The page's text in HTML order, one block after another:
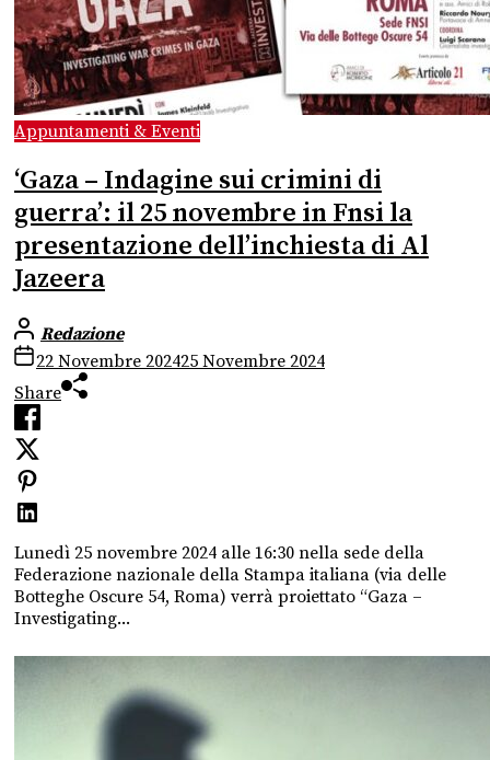
Appuntamenti & Eventi
‘Gaza – Indagine sui crimini di
guerra’: il 25 novembre in Fnsi la
presentazione dell’inchiesta di Al
Jazeera
Redazione
22 Novembre 202425 Novembre 2024
Share
Lunedì 25 novembre 2024 alle 16:30 nella sede della
Federazione nazionale della Stampa italiana (via delle
Botteghe Oscure 54, Roma) verrà proiettato “Gaza –
Investigating...